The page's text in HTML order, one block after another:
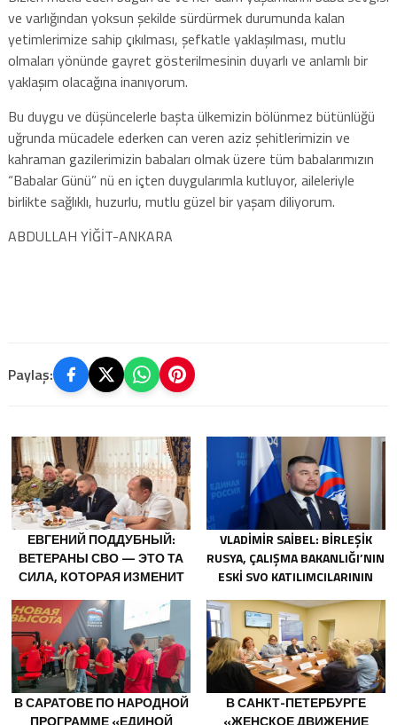
ve varlığından yoksun şekilde sürdürmek durumunda kalan
yetimlerimize sahip çıkılması, şefkatle yaklaşılması, mutlu
olmaları yönünde gayret gösterilmesinin duyarlı ve anlamlı bir
yaklaşım olacağına inanıyorum.
Bu duygu ve düşüncelerle başta ülkemizin bölünmez bütünlüğü
uğrunda mücadele ederken can veren aziz şehitlerimizin ve
kahraman gazilerimizin babaları olmak üzere tüm babalarımızın
“Babalar Günü” nü en içten duygularımla kutluyor, aileleriyle
birlikte sağlıklı, huzurlu, mutlu güzel bir yaşam diliyorum.
ABDULLAH YİĞİT-ANKARA
Paylaş:
ЕВГЕНИЙ ПОДДУБНЫЙ:
ВЕТЕРАНЫ СВО — ЭТО ТА
СИЛА, КОТОРАЯ ИЗМЕНИТ
VLADIMIR SAIBEL: BIRLEŞIK
RUSYA, ÇALIŞMA BAKANLIĞI’NIN
ESKI SVO KATILIMCILARININ
SÜRECINI BASITLEŞTIRME
KARARINI DESTEKLIYOR
В САРАТОВЕ ПО НАРОДНОЙ
В САНКТ-ПЕТЕРБУРГЕ